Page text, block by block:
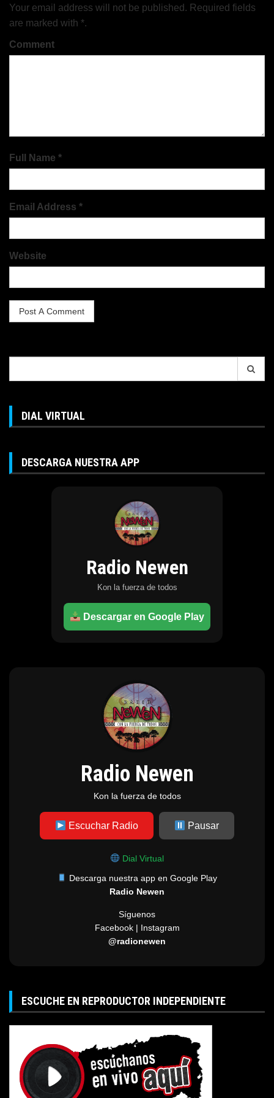
Your email address will not be published. Required fields
are marked with *.
Comment
Full Name *
Email Address *
Website
for:
DIAL VIRTUAL
DESCARGA NUESTRA APP
Radio Newen
Kon la fuerza de todos
Descargar en Google Play
Radio Newen
Kon la fuerza de todos
Escuchar Radio Pausar
Dial Virtual
Descarga nuestra app en Google Play
Radio Newen
Síguenos
Facebook | Instagram
@radionewen
ESCUCHE EN REPRODUCTOR INDEPENDIENTE